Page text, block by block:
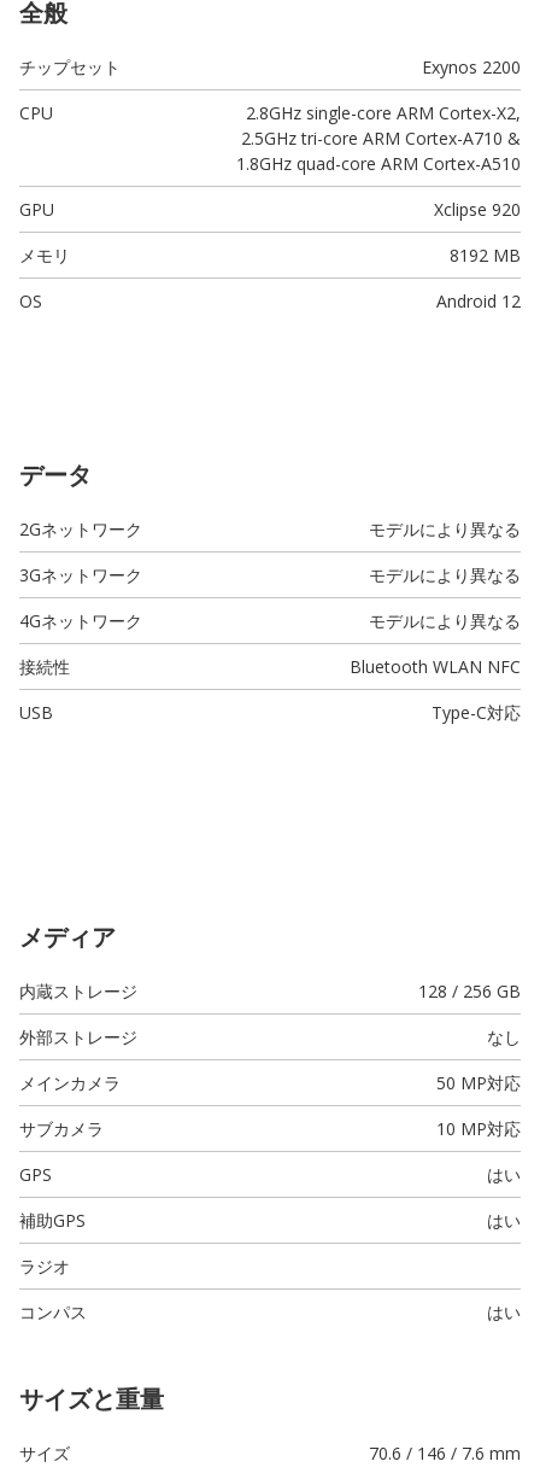
全般
チップセット
Exynos 2200
CPU
2.8GHz single-core ARM Cortex-X2,
2.5GHz tri-core ARM Cortex-A710 &
1.8GHz quad-core ARM Cortex-A510
GPU
Xclipse 920
メモリ
8192 MB
OS
Android 12
データ
2Gネットワーク
モデルにより異なる
3Gネットワーク
モデルにより異なる
4Gネットワーク
モデルにより異なる
接続性
Bluetooth WLAN NFC
USB
Type-C対応
メディア
内蔵ストレージ
128 / 256 GB
外部ストレージ
なし
メインカメラ
50 MP対応
サブカメラ
10 MP対応
GPS
はい
補助GPS
はい
ラジオ
コンパス
はい
サイズと重量
サイズ
70.6 / 146 / 7.6 mm